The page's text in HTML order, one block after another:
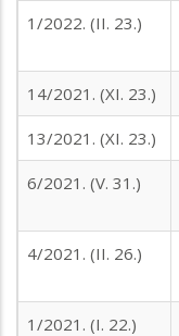
1/2022. (II. 23.)
14/2021. (XI. 23.)
13/2021. (XI. 23.)
6/2021. (V. 31.)
4/2021. (II. 26.)
1/2021. (I. 22.)